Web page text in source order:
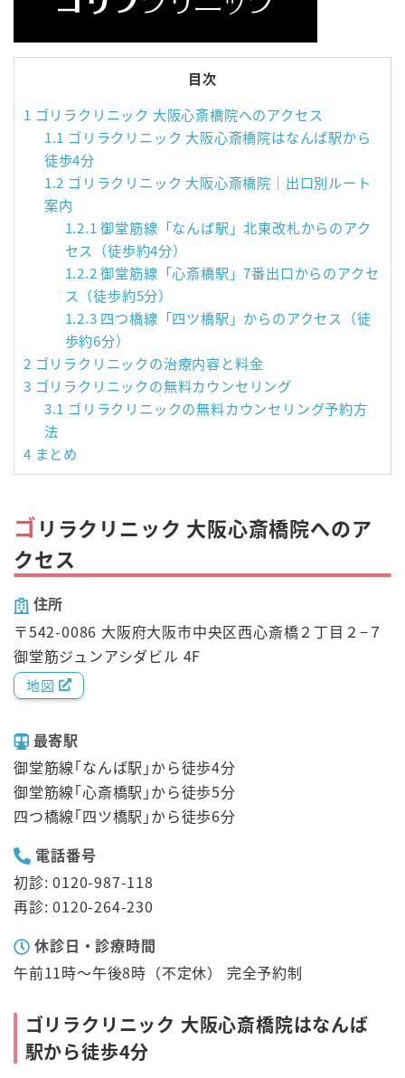
目次
1 ゴリラクリニック 大阪心斎橋院へのアクセス
1.1 ゴリラクリニック 大阪心斎橋院はなんば駅から
徒歩4分
1.2 ゴリラクリニック 大阪心斎橋院｜出口別ルート
案内
1.2.1 御堂筋線「なんば駅」北東改札からのアク
セス（徒歩約4分）
1.2.2御堂筋線「心斎橋駅」7番出口からのアクセ
ス（徒歩約5分）
1.2.3 四つ橋線「四ツ橋駅」からのアクセス（徒
歩約6分）
2 ゴリラクリニックの治療内容と料金
3 ゴリラクリニックの無料カウンセリング
3.1 ゴリラクリニックの無料カウンセリング予約方
法
4 まとめ
ゴリラクリニック 大阪心斎橋院へのア
クセス
住所
〒542-0086 大阪府大阪市中央区西心斎橋２丁目２−７
御堂筋ジュンアシダビル 4F
地図
最寄駅
御堂筋線｢なんば駅｣から徒歩4分
御堂筋線｢心斎橋駅｣から徒歩5分
四つ橋線｢四ツ橋駅｣から徒歩6分
電話番号
初診: 0120-987-118
再診: 0120-264-230
休診日・診療時間
午前11時～午後8時（不定休） 完全予約制
ゴリラクリニック 大阪心斎橋院はなんば
駅から徒歩4分